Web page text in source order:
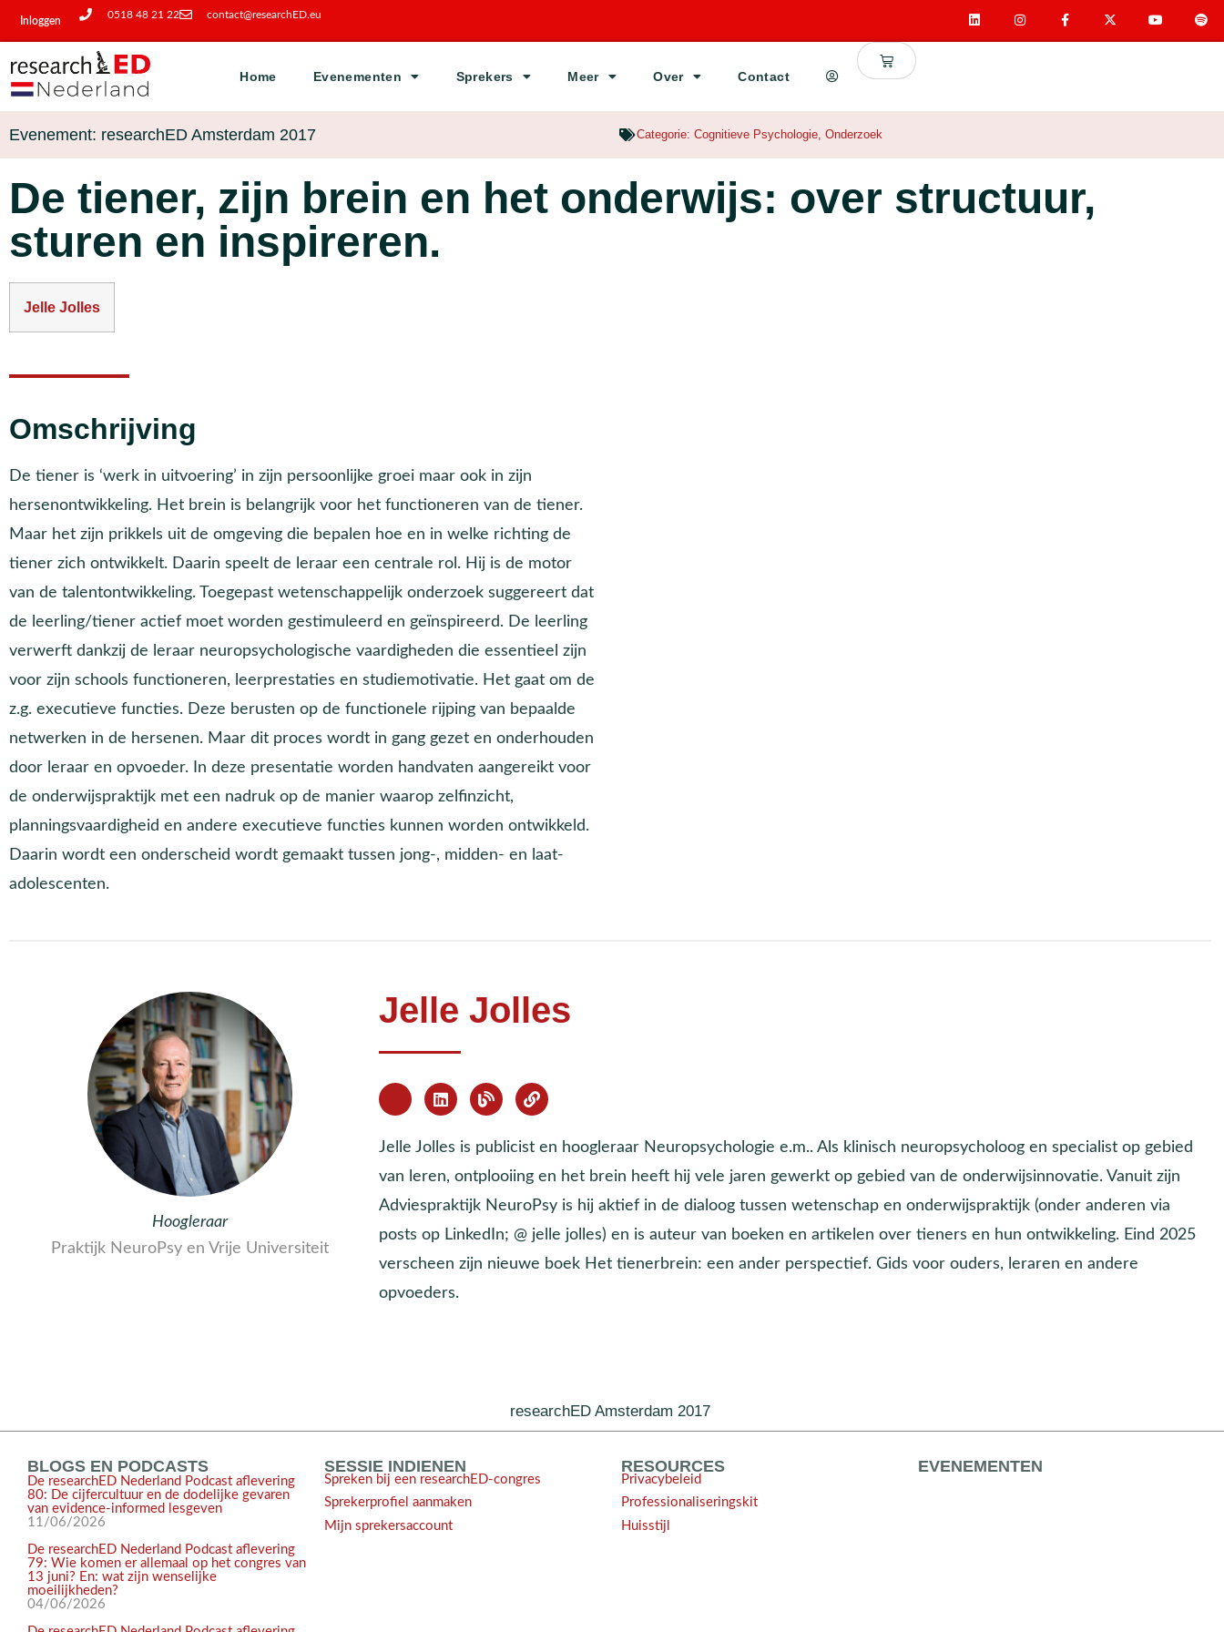
Inloggen
0518 48 21 22 contact@researchED.eu
Home Evenementen Sprekers Meer Over Contact
Evenement: researchED Amsterdam 2017 Categorie: Cognitieve Psychologie, Onderzoek
De tiener, zijn brein en het onderwijs: over structuur,
sturen en inspireren.
Jelle Jolles
Omschrijving
De tiener is ‘werk in uitvoering’ in zijn persoonlijke groei maar ook in zijn
hersenontwikkeling. Het brein is belangrijk voor het functioneren van de tiener.
Maar het zijn prikkels uit de omgeving die bepalen hoe en in welke richting de
tiener zich ontwikkelt. Daarin speelt de leraar een centrale rol. Hij is de motor
van de talentontwikkeling. Toegepast wetenschappelijk onderzoek suggereert dat
de leerling/tiener actief moet worden gestimuleerd en geïnspireerd. De leerling
verwerft dankzij de leraar neuropsychologische vaardigheden die essentieel zijn
voor zijn schools functioneren, leerprestaties en studiemotivatie. Het gaat om de
z.g. executieve functies. Deze berusten op de functionele rijping van bepaalde
netwerken in de hersenen. Maar dit proces wordt in gang gezet en onderhouden
door leraar en opvoeder. In deze presentatie worden handvaten aangereikt voor
de onderwijspraktijk met een nadruk op de manier waarop zelfinzicht,
planningsvaardigheid en andere executieve functies kunnen worden ontwikkeld.
Daarin wordt een onderscheid wordt gemaakt tussen jong-, midden- en laat-
adolescenten.
Hoogleraar
Praktijk NeuroPsy en Vrije Universiteit
Jelle Jolles
Jelle Jolles is publicist en hoogleraar Neuropsychologie e.m.. Als klinisch neuropsycholoog en specialist op gebied
van leren, ontplooiing en het brein heeft hij vele jaren gewerkt op gebied van de onderwijsinnovatie. Vanuit zijn
Adviespraktijk NeuroPsy is hij aktief in de dialoog tussen wetenschap en onderwijspraktijk (onder anderen via
posts op LinkedIn; @ jelle jolles) en is auteur van boeken en artikelen over tieners en hun ontwikkeling. Eind 2025
verscheen zijn nieuwe boek Het tienerbrein: een ander perspectief. Gids voor ouders, leraren en andere
opvoeders.
researchED Amsterdam 2017
BLOGS EN PODCASTS
De researchED Nederland Podcast aflevering
80: De cijfercultuur en de dodelijke gevaren
van evidence-informed lesgeven
11/06/2026
De researchED Nederland Podcast aflevering
79: Wie komen er allemaal op het congres van
13 juni? En: wat zijn wenselijke
moeilijkheden?
04/06/2026
SESSIE INDIENEN
Spreken bij een researchED-congres
Sprekerprofiel aanmaken
Mijn sprekersaccount
RESOURCES
Privacybeleid
Professionaliseringskit
Huisstijl
EVENEMENTEN